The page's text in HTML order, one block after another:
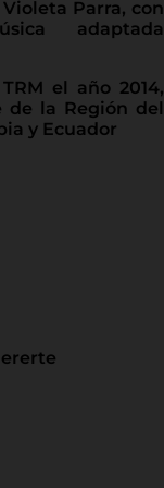
Parra, con
adaptada
el año 2014,
de la Región del
y Ecuador